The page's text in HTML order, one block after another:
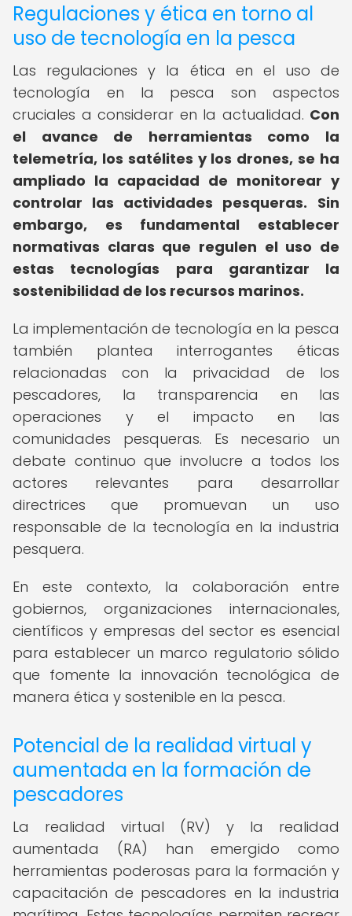
Regulaciones y ética en torno al
uso de tecnología en la pesca
Las regulaciones y la ética en el uso de
tecnología en la pesca son aspectos
cruciales a considerar en la actualidad. Con
el avance de herramientas como la
telemetría, los satélites y los drones, se ha
ampliado la capacidad de monitorear y
controlar las actividades pesqueras. Sin
embargo, es fundamental establecer
normativas claras que regulen el uso de
estas tecnologías para garantizar la
sostenibilidad de los recursos marinos.
La implementación de tecnología en la pesca
también plantea interrogantes éticas
relacionadas con la privacidad de los
pescadores, la transparencia en las
operaciones y el impacto en las
comunidades pesqueras. Es necesario un
debate continuo que involucre a todos los
actores relevantes para desarrollar
directrices que promuevan un uso
responsable de la tecnología en la industria
pesquera.
En este contexto, la colaboración entre
gobiernos, organizaciones internacionales,
científicos y empresas del sector es esencial
para establecer un marco regulatorio sólido
que fomente la innovación tecnológica de
manera ética y sostenible en la pesca.
Potencial de la realidad virtual y
aumentada en la formación de
pescadores
La realidad virtual (RV) y la realidad
aumentada (RA) han emergido como
herramientas poderosas para la formación y
capacitación de pescadores en la industria